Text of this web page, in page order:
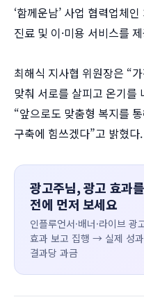
‘함께운남’ 사업 협력업체
진료 및 이·미용 서비스를
최해식 지사협 위원장은 “
맞춰 서로를 살피고 온기를
“앞으로도 맞춤형 복지를
구축에 힘쓰겠다”고 밝혔다.
광고주님, 광고 효과
전에 먼저 보세요
인플루언서·배너·라이브 광
효과 보고 집행 → 실제 성과
결과당 과금